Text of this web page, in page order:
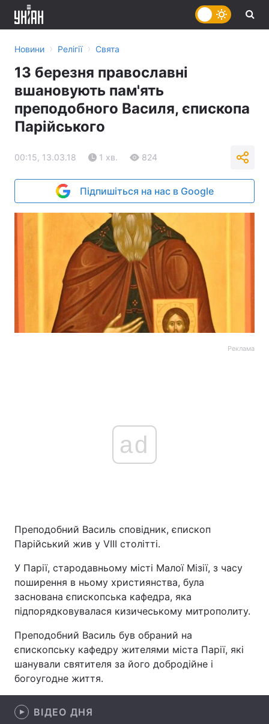
Головна Війна
Україна Політика
Економіка Світ
Спорт Наука
Техно і зв'язок Лайт
Зброя
Новини › Релігії › Свята
13 березня православні
вшановують пам'ять
преподобного Василя, єпископа
Парійського
00:15, 13.03.18 1 хв. 824
Підпишіться на нас в Google
Реклама
ad
Преподобний Василь сповідник, єпископ
Парійський жив у VIII столітті.
У Парії, стародавньому місті Малої Мізії, з часу
поширення в ньому християнства, була
заснована єпископська кафедра, яка
підпорядковувалася кизичеському митрополиту.
Преподобний Василь був обраний на
єпископську кафедру жителями міста Парії, які
шанували святителя за його добродійне і
богоугодне життя.
ВІДЕО ДНЯ